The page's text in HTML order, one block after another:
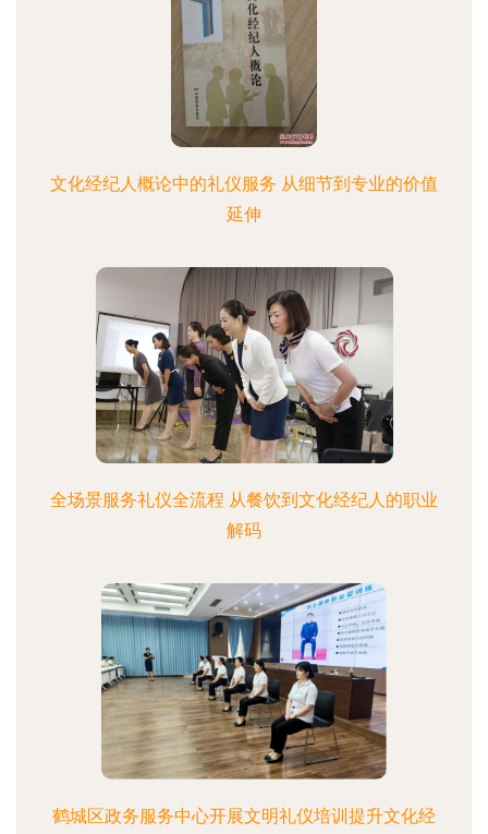
文化经纪人概论中的礼仪服务 从细节到专业的价值
延伸
全场景服务礼仪全流程 从餐饮到文化经纪人的职业
解码
鹤城区政务服务中心开展文明礼仪培训提升文化经